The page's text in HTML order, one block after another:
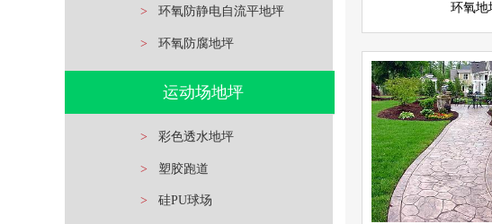
> 环氧防静电自流平地坪
> 环氧防腐地坪
运动场地坪
> 彩色透水地坪
> 塑胶跑道
> 硅PU球场
环氧地
压花地坪
彩色地坪
查看详情
立即询问